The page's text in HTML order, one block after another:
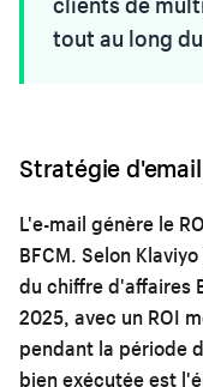
tout au long
Stratégie
L'e-mail génère le
BFCM. Selon
du chiffre d'affaires
2025, avec un ROI
pendant la période
bien exécutée est